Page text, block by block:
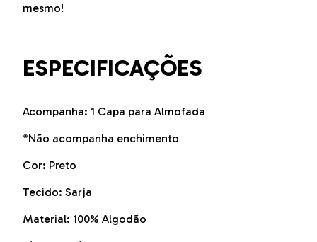
mesmo!
ESPECIFICAÇÕES
Acompanha: 1 Capa para Almofada
*Não acompanha enchimento
Cor: Preto
Tecido: Sarja
Material: 100% Algodão